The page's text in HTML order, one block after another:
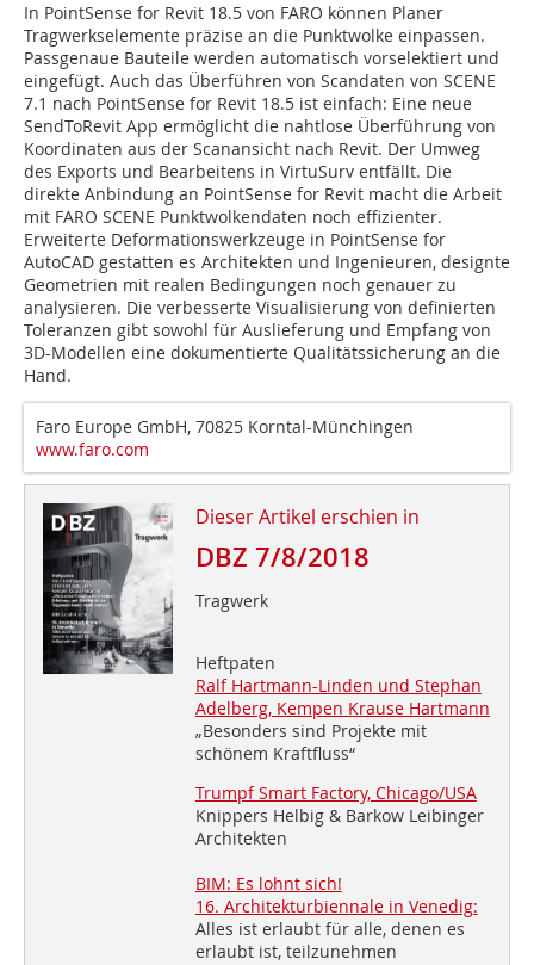
In PointSense for Revit 18.5 von FARO können Planer
Tragwerkselemente präzise an die Punktwolke einpassen.
Passgenaue Bauteile werden automatisch vorselektiert und
eingefügt. Auch das Überführen von Scandaten von SCENE
7.1 nach PointSense for Revit 18.5 ist einfach: Eine neue
SendToRevit App ermöglicht die nahtlose Überführung von
Koordinaten aus der Scanansicht nach Revit. Der Umweg
des Exports und Bearbeitens in VirtuSurv entfällt. Die
direkte Anbindung an PointSense for Revit macht die Arbeit
mit FARO SCENE Punktwolkendaten noch effizienter.
Erweiterte Deformationswerkzeuge in PointSense for
AutoCAD gestatten es Architekten und Ingenieuren, designte
Geometrien mit realen Bedingungen noch genauer zu
analysieren. Die verbesserte Visualisierung von definierten
Toleranzen gibt sowohl für Auslieferung und Empfang von
3D-Modellen eine dokumentierte Qualitätssicherung an die
Hand.
Faro Europe GmbH, 70825 Korntal-Münchingen
www.faro.com
Dieser Artikel erschien in
DBZ 7/8/2018
Tragwerk
Heftpaten
Ralf Hartmann-Linden und Stephan
Adelberg, Kempen Krause Hartmann
„Besonders sind Projekte mit
schönem Kraftfluss“
Trumpf Smart Factory, Chicago/USA
Knippers Helbig & Barkow Leibinger
Architekten
BIM: Es lohnt sich!
16. Architekturbiennale in Venedig:
Alles ist erlaubt für alle, denen es
erlaubt ist, teilzunehmen